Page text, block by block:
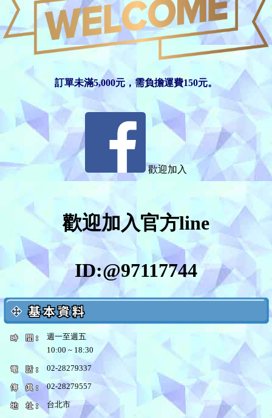
訂單未滿5,000元，需負擔運費150元。
歡迎加入
歡迎加入官方line
ID:@97117744
週一至週五
10:00 ~ 18:30
02-28279337
02-28279557
台北市